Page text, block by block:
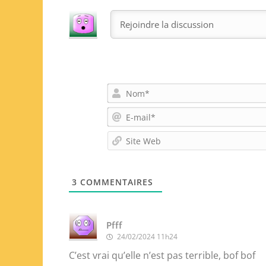
3 COMMENTAIRES
Pfff
24/02/2024 11h24
C’est vrai qu’elle n’est pas terrible, bof bof